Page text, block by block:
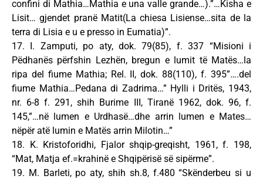
confini di Mathia…Mathia e una valle grande…).”…Kisha e
Lisit… gjendet pranë Matit(La chiesa Lisiense…sita de la
terra di Lisia e u e presso in Eumatia)”.
17. I. Zamputi, po aty, dok. 79(85), f. 337 “Misioni i
Pëdhanës përfshin Lezhën, bregun e lumit të Matës…la
ripa del fiume Mathia; Rel. II, dok. 88(110), f. 395”….del
fiume Mathia…Pedana di Zadrima…” Hylli i Dritës, 1943,
nr. 6-8 f. 291, shih Burime III, Tiranë 1962, dok. 96, f.
145,”…në lumen e Urdhasë…dhe arrin lumen e Mates…
nëpër atë lumin e Matës arrin Milotin…”
18. K. Kristoforidhi, Fjalor shqip-greqisht, 1961, f. 198,
“Mat, Matja ef.=krahinë e Shqipërisë së sipërme”.
19. M. Barleti, po aty, shih sh.8, f.480 “Skënderbeu si u